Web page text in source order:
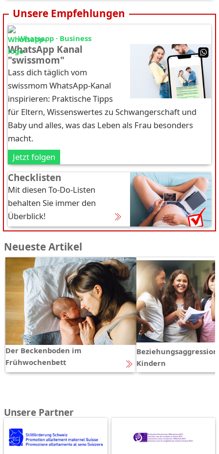
Unsere Empfehlungen
Whatsapp · Business
WhatsApp Kanal
"swissmom"
Lass dich täglich vom
swissmom WhatsApp-Kanal
inspirieren: Praktische Tipps
für Eltern, Wissenswertes zu Schwangerschaft und
Baby und alles, was das Leben als Frau besonders
macht.
Jetzt folgen
Checklisten
Mit diesen To-Do-Listen
behalten Sie immer den
Überblick!
Neueste Artikel
Der Beckenboden im
Frühwochenbett
Kindern
Unsere Partner